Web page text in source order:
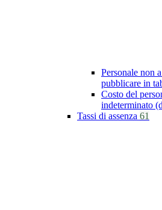
Personale non
pubblicare in
Costo del
indeterminato
Tassi di assenza 61